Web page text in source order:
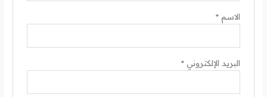
الاسم *
البريد الإلكتروني *